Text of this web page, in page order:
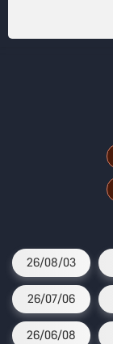
26/08/03
26/07/06
26/06/08